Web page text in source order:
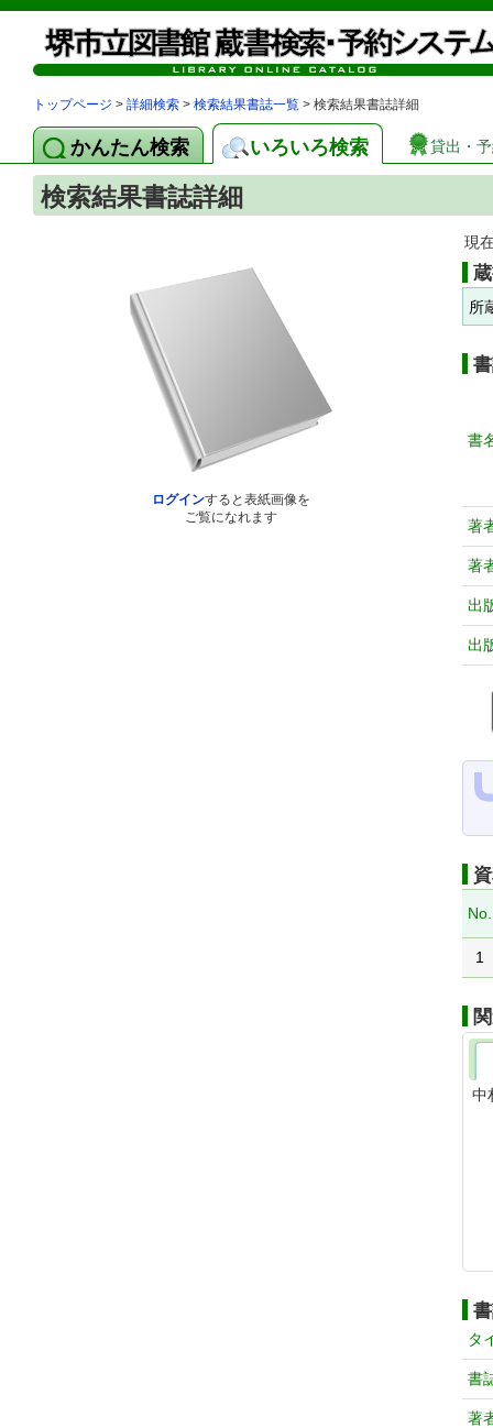
トップページ > 詳細検索 > 検索結果書誌一覧 > 検索結果書誌詳細
かんたん検索 いろいろ検索 貸出・
検索結果書誌詳細
ログインすると表紙画像を
ご覧になれます
現
所
書
著
著
出
出
No.
1
中
タ
書
著